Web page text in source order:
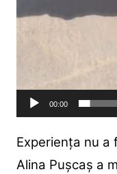
00:00
Experiența nu a
Alina Pușcaș a